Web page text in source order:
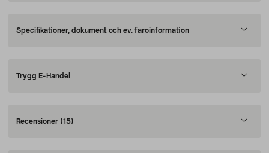
Specifikationer, dokument och ev. faroinformation
Trygg E-Handel
Recensioner (15)